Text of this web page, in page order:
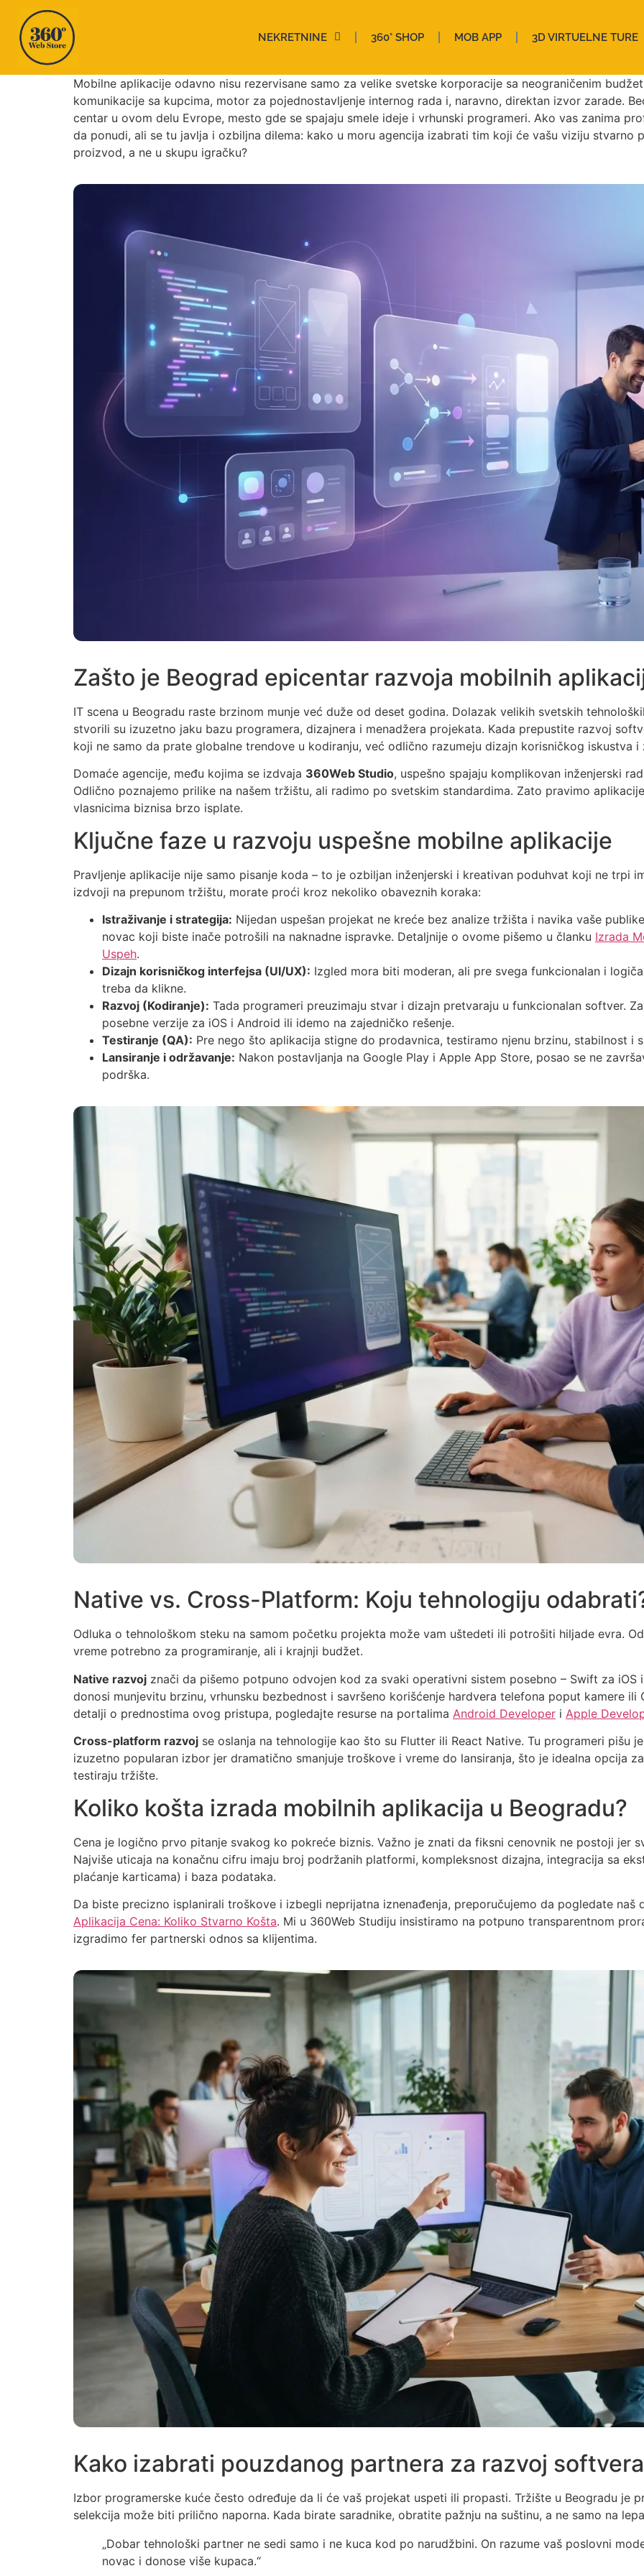
NEKRETNINE 360° SHOP MOB APP 3D VIRTUELNE TURE
Mobilne aplikacije odavno nisu rezervisane samo za velike svetske korporacije sa neograničenim
komunikacije sa kupcima, motor za pojednostavljenje internog rada i, naravno, direktan izvor zarade.
centar u ovom delu Evrope, mesto gde se spajaju smele ideje i vrhunski programeri. Ako vas zanima
da ponudi, ali se tu javlja i ozbiljna dilema: kako u moru agencija izabrati tim koji će vašu viziju
proizvod, a ne u skupu igračku?
Zašto je Beograd epicentar razvoja mobilnih
IT scena u Beogradu raste brzinom munje već duže od deset godina. Dolazak velikih svetskih
stvorili su izuzetno jaku bazu programera, dizajnera i menadžera projekata. Kada prepustite razvoj
koji ne samo da prate globalne trendove u kodiranju, već odlično razumeju dizajn korisničkog iskustva
Domaće agencije, među kojima se izdvaja 360Web Studio, uspešno spajaju komplikovan inženjerski
Odlično poznajemo prilike na našem tržištu, ali radimo po svetskim standardima. Zato pravimo
vlasnicima biznisa brzo isplate.
Ključne faze u razvoju uspešne mobilne aplikacije
Pravljenje aplikacije nije samo pisanje koda – to je ozbiljan inženjerski i kreativan poduhvat koji ne trpi
izdvoji na prepunom tržištu, morate proći kroz nekoliko obaveznih koraka:
Istraživanje i strategija: Nijedan uspešan projekat ne kreće bez analize tržišta i navika vaše
novac koji biste inače potrošili na naknadne ispravke. Detaljnije o ovome pišemo u članku Izrada
Uspeh.
Dizajn korisničkog interfejsa (UI/UX): Izgled mora biti moderan, ali pre svega funkcionalan i
treba da klikne.
Razvoj (Kodiranje): Tada programeri preuzimaju stvar i dizajn pretvaraju u funkcionalan softver.
posebne verzije za iOS i Android ili idemo na zajedničko rešenje.
Testiranje (QA): Pre nego što aplikacija stigne do prodavnica, testiramo njenu brzinu, stabilnost i
Lansiranje i održavanje: Nakon postavljanja na Google Play i Apple App Store, posao se ne
podrška.
Native vs. Cross-Platform: Koju tehnologiju
Odluka o tehnološkom steku na samom početku projekta može vam uštedeti ili potrošiti hiljade evra.
vreme potrebno za programiranje, ali i krajnji budžet.
Native razvoj znači da pišemo potpuno odvojen kod za svaki operativni sistem posebno – Swift za iOS
donosi munjevitu brzinu, vrhunsku bezbednost i savršeno korišćenje hardvera telefona poput kamere ili
detalji o prednostima ovog pristupa, pogledajte resurse na portalima Android Developer i Apple
Cross-platform razvoj se oslanja na tehnologije kao što su Flutter ili React Native. Tu programeri pišu
izuzetno popularan izbor jer dramatično smanjuje troškove i vreme do lansiranja, što je idealna opcija
testiraju tržište.
Koliko košta izrada mobilnih aplikacija u Beogradu?
Cena je logično prvo pitanje svakog ko pokreće biznis. Važno je znati da fiksni cenovnik ne postoji jer
Najviše uticaja na konačnu cifru imaju broj podržanih platformi, kompleksnost dizajna, integracija sa
plaćanje karticama) i baza podataka.
Da biste precizno isplanirali troškove i izbegli neprijatna iznenađenja, preporučujemo da pogledate
Aplikacija Cena: Koliko Stvarno Košta. Mi u 360Web Studiju insistiramo na potpuno transparentnom
izgradimo fer partnerski odnos sa klijentima.
Kako izabrati pouzdanog partnera za razvoj
Izbor programerske kuće često određuje da li će vaš projekat uspeti ili propasti. Tržište u Beogradu je
selekcija može biti prilično naporna. Kada birate saradnike, obratite pažnju na suštinu, a ne samo na
„Dobar tehnološki partner ne sedi samo i ne kuca kod po narudžbini. On razume vaš poslovni
novac i donose više kupaca.“